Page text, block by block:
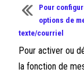
Pour
options de
texte/courriel
Pour activer ou
la fonction de